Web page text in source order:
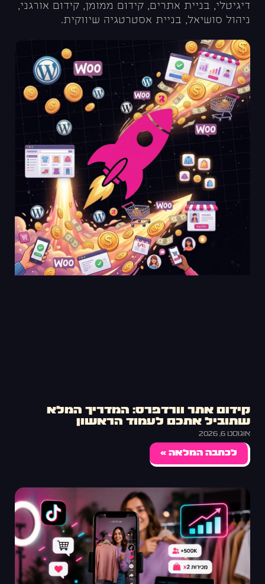
דיגיטלי, בניית אתרים, קידום ממומן, קידום אורגני,
ניהול סושיאל, בניית אסטרטגיה שיווקית.
קידום אתר וורדפרס: המדריך המלא
שתוביל אתכם לעמוד הראשון
אוגוסט 6, 2026
לכתבה המלאה »